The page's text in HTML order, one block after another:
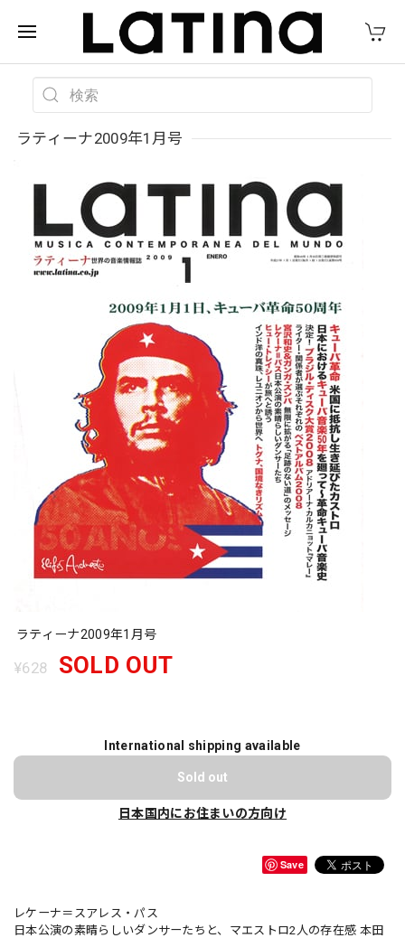
ラティーナ2009年1月号
ラティーナ2009年1月号
¥628 SOLD OUT
International shipping available
Sold out
日本国内にお住まいの方向け
Save
レケーナ＝スアレス・パス
日本公演の素晴らしいダンサーたちと、マエストロ2人の存在感 本田